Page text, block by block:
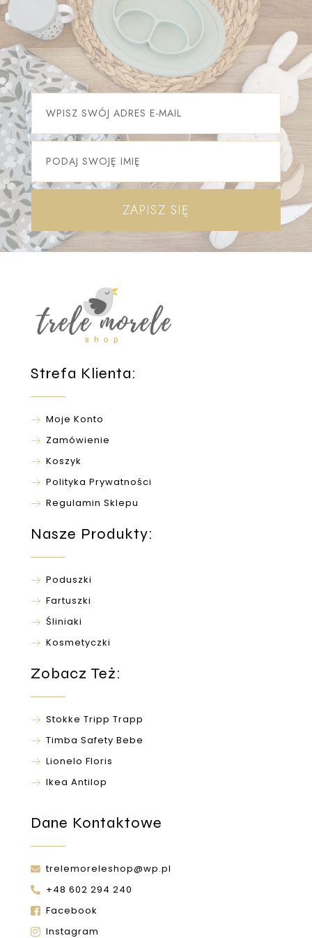
ZAPISZ SIĘ
Strefa Klienta:
Moje Konto
Zamówienie
Koszyk
Polityka Prywatności
Regulamin Sklepu
Nasze Produkty:
Poduszki
Fartuszki
Śliniaki
Kosmetyczki
Zobacz Też:
Stokke Tripp Trapp
Timba Safety Bebe
Lionelo Floris
Ikea Antilop
Dane Kontaktowe
trelemoreleshop@wp.pl
+48 602 294 240
Facebook
Instagram